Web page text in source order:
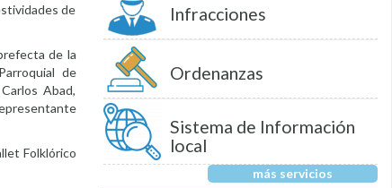
de
de la
de
Abad,
Folklórico
Infracciones
Ordenanzas
Sistema de Información
local
más servicios